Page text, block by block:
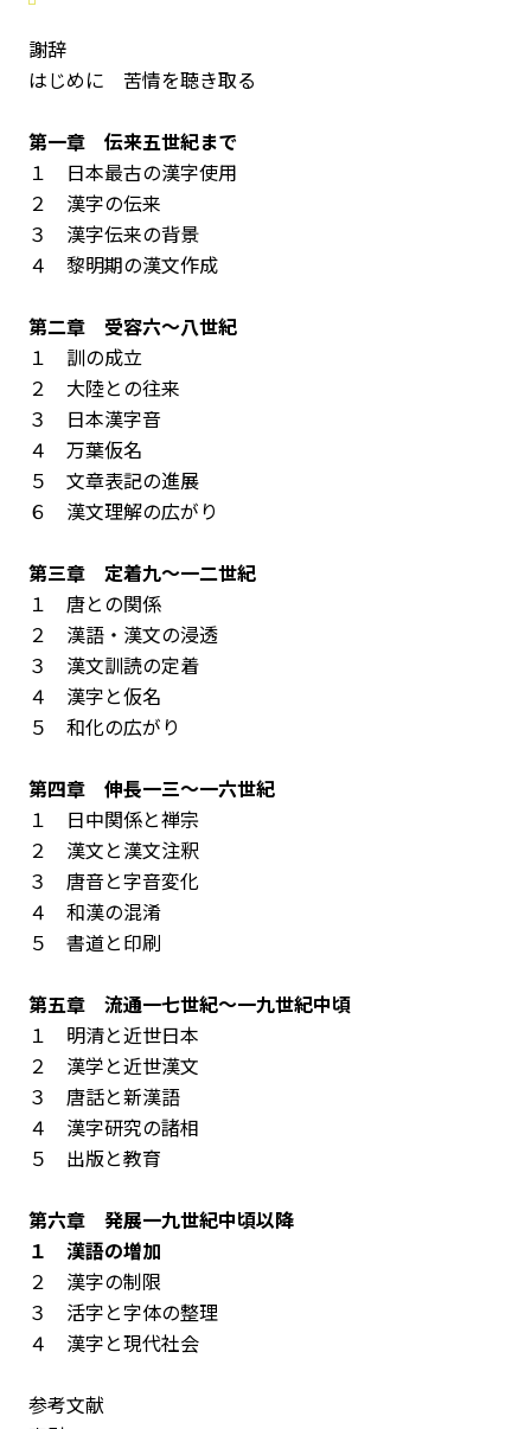
謝辞
はじめに 苦情を聴き取る
第一章 伝来――五世紀まで
１ 日本最古の漢字使用
２ 漢字の伝来
３ 漢字伝来の背景
４ 黎明期の漢文作成
第二章 受容――六～八世紀
１ 訓の成立
２ 大陸との往来
３ 日本漢字音
４ 万葉仮名
５ 文章表記の進展
６ 漢文理解の広がり
第三章 定着――九～一二世紀
１ 唐との関係
２ 漢語・漢文の浸透
３ 漢文訓読の定着
４ 漢字と仮名
５ 和化の広がり
第四章 伸長――一三～一六世紀
１ 日中関係と禅宗
２ 漢文と漢文注釈
３ 唐音と字音変化
４ 和漢の混淆
５ 書道と印刷
第五章 流通――一七世紀～一九世紀中頃
１ 明清と近世日本
２ 漢学と近世漢文
３ 唐話と新漢語
４ 漢字研究の諸相
５ 出版と教育
第六章 発展――一九世紀中頃以降
１ 漢語の増加
２ 漢字の制限
３ 活字と字体の整理
４ 漢字と現代社会
参考文献